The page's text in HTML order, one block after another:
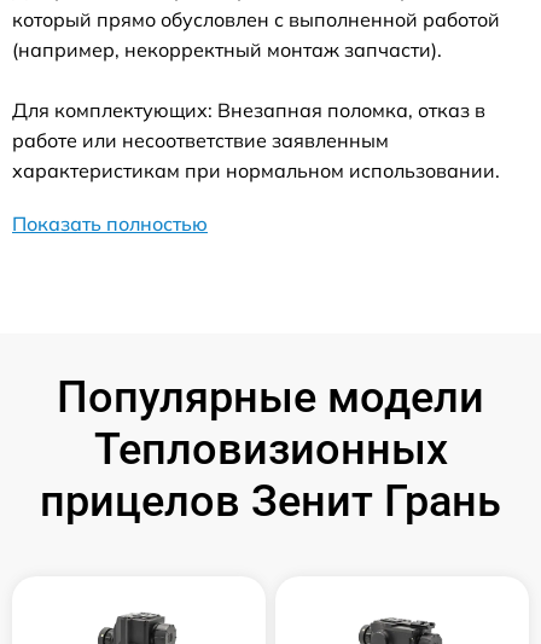
который прямо обусловлен с выполненной работой
(например, некорректный монтаж запчасти).
Для комплектующих: Внезапная поломка, отказ в
работе или несоответствие заявленным
характеристикам при нормальном использовании.
Показать полностью
Популярные модели
Тепловизионных
прицелов Зенит Грань